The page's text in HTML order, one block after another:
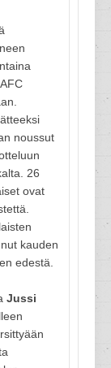
noussut
26
ovat
kauden
edestä.
Jussi